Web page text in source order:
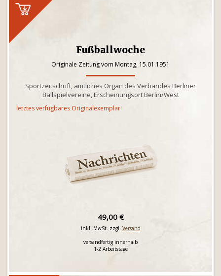
Fußballwoche
Originale Zeitung vom Montag, 15.01.1951
Sportzeitschrift, amtliches Organ des Verbandes Berliner
Ballspielvereine, Erscheinungsort Berlin/West
letztes verfügbares Originalexemplar!
49,00 €
inkl. MwSt. zzgl. Versand
versandfertig innerhalb
1-2 Arbeitstage